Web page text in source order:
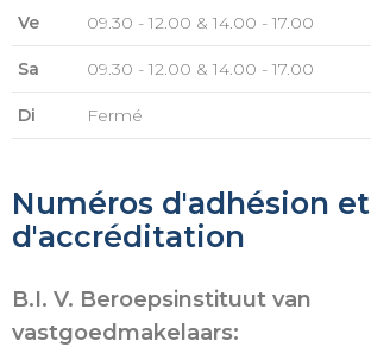
Ve 09.30 - 12.00 & 14.00 - 17.00
Sa 09.30 - 12.00 & 14.00 - 17.00
Di Fermé
Numéros d'adhésion et
d'accréditation
B.I. V. Beroepsinstituut van
vastgoedmakelaars: